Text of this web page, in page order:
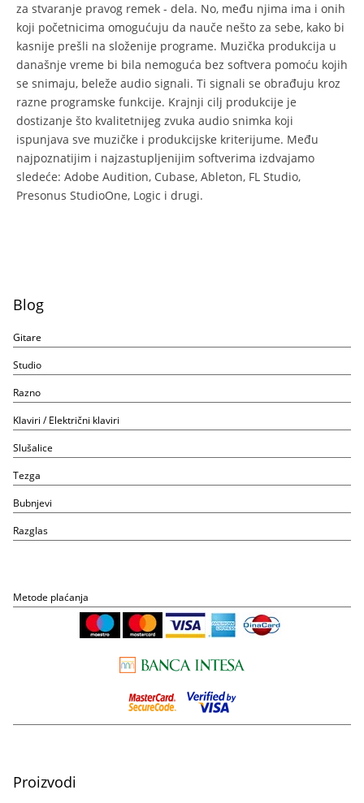
za stvaranje pravog remek - dela. No, među njima ima i onih
koji početnicima omogućuju da nauče nešto za sebe, kako bi
kasnije prešli na složenije programe. Muzička produkcija u
današnje vreme bi bila nemoguća bez softvera pomoću kojih
se snimaju, beleže audio signali. Ti signali se obrađuju kroz
razne programske funkcije. Krajnji cilj produkcije je
dostizanje što kvalitetnijeg zvuka audio snimka koji
ispunjava sve muzičke i produkcijske kriterijume. Među
najpoznatijim i najzastupljenijim softverima izdvajamo
sledeće: Adobe Audition, Cubase, Ableton, FL Studio,
Presonus StudioOne, Logic i drugi.
Blog
Gitare
Studio
Razno
Klaviri / Električni klaviri
Slušalice
Tezga
Bubnjevi
Razglas
Metode plaćanja
Proizvodi